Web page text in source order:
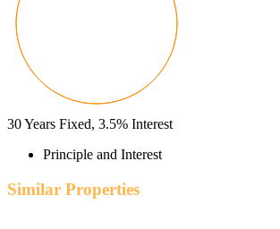
30Years Fixed, 3.5% Interest
Principle and Interest
Similar Properties